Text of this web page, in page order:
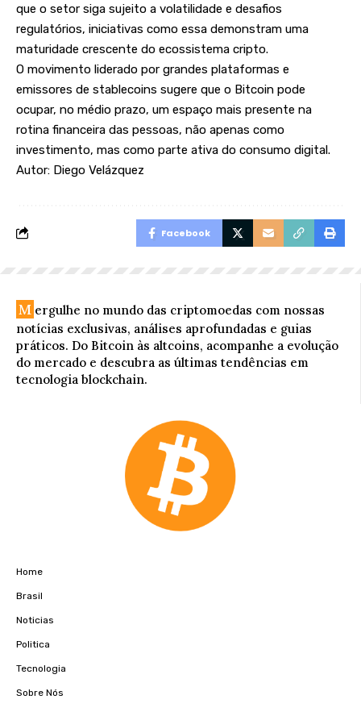
que o setor siga sujeito a volatilidade e desafios
regulatórios, iniciativas como essa demonstram uma
maturidade crescente do ecossistema cripto.
O movimento liderado por grandes plataformas e
emissores de stablecoins sugere que o Bitcoin pode
ocupar, no médio prazo, um espaço mais presente na
rotina financeira das pessoas, não apenas como
investimento, mas como parte ativa do consumo digital.
Autor: Diego Velázquez
Facebook
M ergulhe no mundo das criptomoedas com nossas
notícias exclusivas, análises aprofundadas e guias
práticos. Do Bitcoin às altcoins, acompanhe a evolução
do mercado e descubra as últimas tendências em
tecnologia blockchain.
Home
Brasil
Noticias
Politica
Tecnologia
Sobre Nós